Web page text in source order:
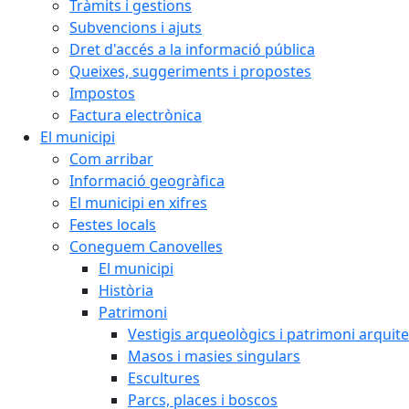
Tràmits i gestions
Subvencions i ajuts
Dret d'accés a la informació pública
Queixes, suggeriments i propostes
Impostos
Factura electrònica
El municipi
Com arribar
Informació geogràfica
El municipi en xifres
Festes locals
Coneguem Canovelles
El municipi
Història
Patrimoni
Vestigis arqueològics i patrimoni
Masos i masies singulars
Escultures
Parcs, places i boscos